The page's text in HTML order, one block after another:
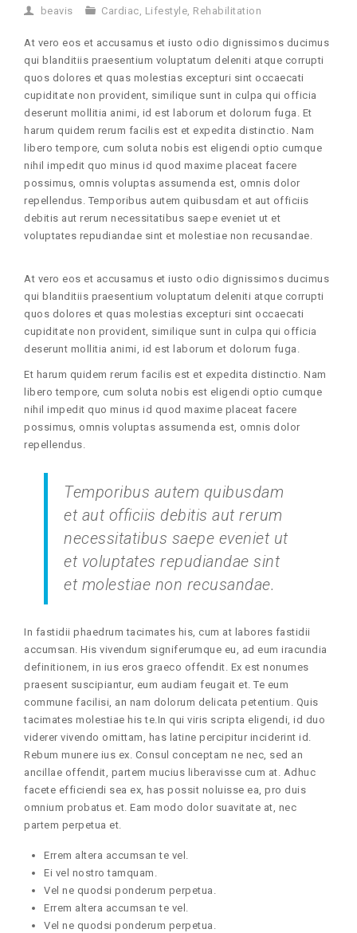
beavis Cardiac, Lifestyle, Rehabilitation
At vero eos et accusamus et iusto odio dignissimos ducimus
qui blanditiis praesentium voluptatum deleniti atque corrupti
quos dolores et quas molestias excepturi sint occaecati
cupiditate non provident, similique sunt in culpa qui officia
deserunt mollitia animi, id est laborum et dolorum fuga. Et
harum quidem rerum facilis est et expedita distinctio. Nam
libero tempore, cum soluta nobis est eligendi optio cumque
nihil impedit quo minus id quod maxime placeat facere
possimus, omnis voluptas assumenda est, omnis dolor
repellendus. Temporibus autem quibusdam et aut officiis
debitis aut rerum necessitatibus saepe eveniet ut et
voluptates repudiandae sint et molestiae non recusandae.
At vero eos et accusamus et iusto odio dignissimos ducimus
qui blanditiis praesentium voluptatum deleniti atque corrupti
quos dolores et quas molestias excepturi sint occaecati
cupiditate non provident, similique sunt in culpa qui officia
deserunt mollitia animi, id est laborum et dolorum fuga.
Et harum quidem rerum facilis est et expedita distinctio. Nam
libero tempore, cum soluta nobis est eligendi optio cumque
nihil impedit quo minus id quod maxime placeat facere
possimus, omnis voluptas assumenda est, omnis dolor
repellendus.
Temporibus autem quibusdam
et aut officiis debitis aut rerum
necessitatibus saepe eveniet ut
et voluptates repudiandae sint
et molestiae non recusandae.
In fastidii phaedrum tacimates his, cum at labores fastidii
accumsan. His vivendum signiferumque eu, ad eum iracundia
definitionem, in ius eros graeco offendit. Ex est nonumes
praesent suscipiantur, eum audiam feugait et. Te eum
commune facilisi, an nam dolorum delicata petentium. Quis
tacimates molestiae his te.In qui viris scripta eligendi, id duo
viderer vivendo omittam, has latine percipitur inciderint id.
Rebum munere ius ex. Consul conceptam ne nec, sed an
ancillae offendit, partem mucius liberavisse cum at. Adhuc
facete efficiendi sea ex, has possit noluisse ea, pro duis
omnium probatus et. Eam modo dolor suavitate at, nec
partem perpetua et.
Errem altera accumsan te vel.
Ei vel nostro tamquam.
Vel ne quodsi ponderum perpetua.
Errem altera accumsan te vel.
Vel ne quodsi ponderum perpetua.